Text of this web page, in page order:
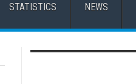
STATISTICS NEWS